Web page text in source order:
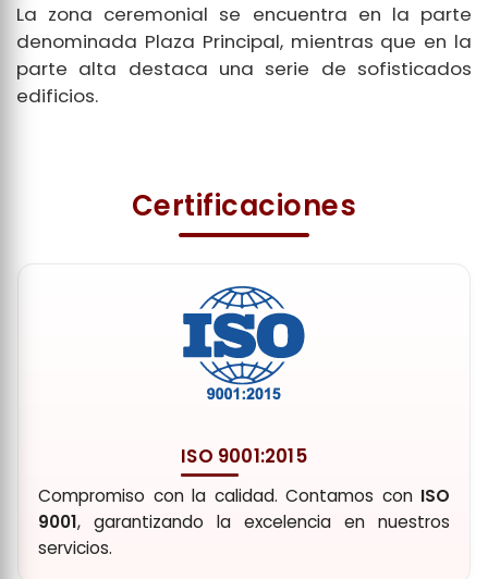
La zona ceremonial se encuentra en la parte
denominada Plaza Principal, mientras que en la
parte alta destaca una serie de sofisticados
edificios.
Certificaciones
ISO 9001:2015
Compromiso con la calidad. Contamos con ISO
9001, garantizando la excelencia en nuestros
servicios.